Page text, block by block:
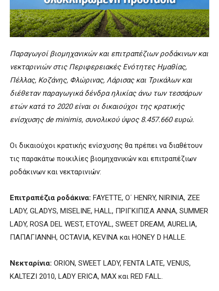
Παραγωγοί βιομηχανικών και επιτραπέζιων ροδάκινων και
νεκταρινιών στις Περιφερειακές Ενότητες Ημαθίας,
Πέλλας, Κοζάνης, Φλώρινας, Λάρισας και Τρικάλων και
διέθεταν παραγωγικά δένδρα ηλικίας άνω των τεσσάρων
ετών κατά το 2020 είναι οι δικαιούχοι της κρατικής
ενίσχυσης de minimis, συνολικού ύψος 8.457.660 ευρώ.
Οι δικαιούχοι κρατικής ενίσχυσης θα πρέπει να διαθέτουν
τις παρακάτω ποικιλίες βιομηχανικών και επιτραπέζιων
ροδάκινων και νεκταρινιών:
Επιτραπέζια ροδάκινα: FAYETTE, Ο΄ ΗΕΝRY, NIRINIA, ZEE
LADY, GLADYS, MISELINE, HALL, ΠΡΙΓΚΙΠΙΣΑ ΑΝΝΑ, SUMMER
LADY, ROSA DEL WEST, ETOYAL, SWEET DREAM, AURELIA,
ΠΑΠΑΓΙΑΝΝΗ, OCTAVIA, KEVINA και HONEY D HALLE.
Νεκταρίνια: ORION, SWEET LADY, FENTA LATE, VENUS,
KALTEZI 2010, LADY ERICA, MAX και RED FALL.